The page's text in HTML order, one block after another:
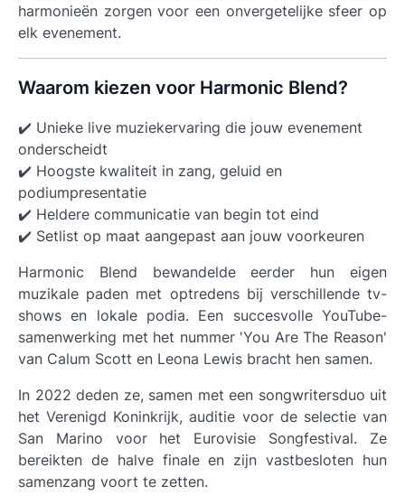
harmonieën zorgen voor een onvergetelijke sfeer op
elk evenement.
Waarom kiezen voor Harmonic Blend?
✔️ Unieke live muziekervaring die jouw evenement
onderscheidt
✔️ Hoogste kwaliteit in zang, geluid en
podiumpresentatie
✔️ Heldere communicatie van begin tot eind
✔️ Setlist op maat aangepast aan jouw voorkeuren
Harmonic Blend bewandelde eerder hun eigen
muzikale paden met optredens bij verschillende tv-
shows en lokale podia. Een succesvolle YouTube-
samenwerking met het nummer 'You Are The Reason'
van Calum Scott en Leona Lewis bracht hen samen.
In 2022 deden ze, samen met een songwritersduo uit
het Verenigd Koninkrijk, auditie voor de selectie van
San Marino voor het Eurovisie Songfestival. Ze
bereikten de halve finale en zijn vastbesloten hun
samenzang voort te zetten.